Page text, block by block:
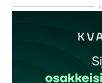
rekisteröityä